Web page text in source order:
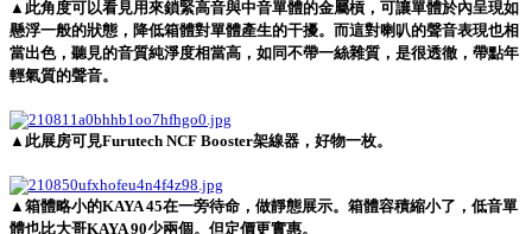
▲此角度可以看見用來鎖緊高音與中音單體的金屬槓，可讓單體於內呈現如
懸浮一般的狀態，降低箱體對單體產生的干擾。而這對喇叭的聲音表現也相
當出色，聽見的音質純淨度相當高，如同不帶一絲雜質，是很透徹，帶點年
輕氣質的聲音。
▲此展房可見Furutech NCF Booster架線器，好物一枚。
▲箱體略小的KAYA 45在一旁待命，做靜態展示。箱體容積縮小了，低音單
體也比大哥KAYA 90少兩個。但定價更實惠。